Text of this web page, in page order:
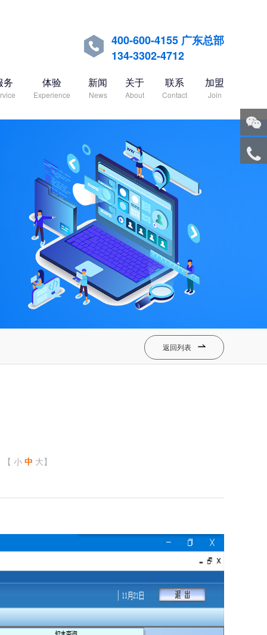

400-600-4155 广东总部
134-3302-4712
务 体验
Experience
新闻
News
关于
About
联系
Contact
加盟
Join
返回列表 
【 小 中 大】
微信